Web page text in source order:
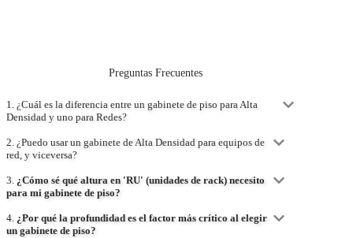
Preguntas Frecuentes
1. ¿Cuál es la diferencia entre un gabinete de piso para Alta
Densidad y uno para Redes?
2. ¿Puedo usar un gabinete de Alta Densidad para equipos de
red, y viceversa?
3. ¿Cómo sé qué altura en 'RU' (unidades de rack) necesito
para mi gabinete de piso?
4. ¿Por qué la profundidad es el factor más crítico al elegir
un gabinete de piso?